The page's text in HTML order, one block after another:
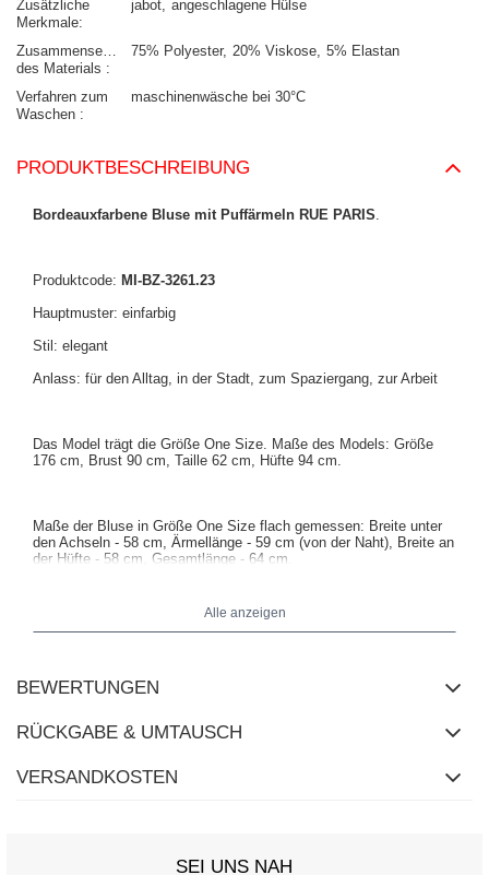
Zusätzliche
Merkmale
jabot angeschlagene Hülse
Zusammensetzung
des Materials
75% Polyester 20% Viskose 5% Elastan
Verfahren zum
Waschen
maschinenwäsche bei 30°C
PRODUKTBESCHREIBUNG
Bordeauxfarbene Bluse mit Puffärmeln RUE PARIS
Produktcode: MI-BZ-3261.23
Hauptmuster: einfarbig
Stil: elegant
Anlass: für den Alltag, in der Stadt, zum Spaziergang, zur Arbeit
Das Model trägt die Größe One Size. Maße des Models: Größe
176 cm, Brust 90 cm, Taille 62 cm, Hüfte 94 cm
Maße der Bluse in Größe One Size flach gemessen: Breite unter
den Achseln - 58 cm, Ärmellänge - 59 cm (von der Naht), Breite an
der Hüfte - 58 cm, Gesamtlänge - 64 cm.
Alle anzeigen
BEWERTUNGEN
RÜCKGABE & UMTAUSCH
VERSANDKOSTEN
SEI UNS NAH